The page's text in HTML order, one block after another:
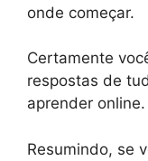
onde começar.
Certamente
respostas de
aprender online.
Resumindo, se